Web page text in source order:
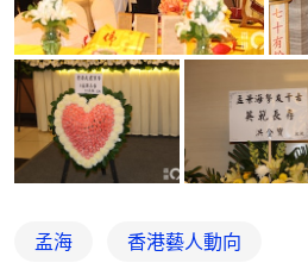
孟海 香港藝人動向